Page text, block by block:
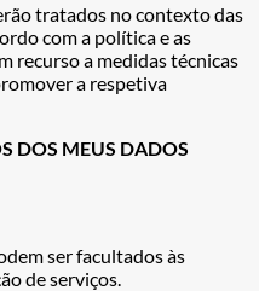
tratados no contexto das
com a política e as
recurso a medidas técnicas
a respetiva
DOS MEUS DADOS
ser facultados às
de serviços.